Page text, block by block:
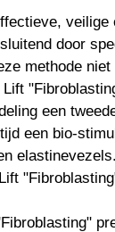
veilige
door
methode
een
een bio-